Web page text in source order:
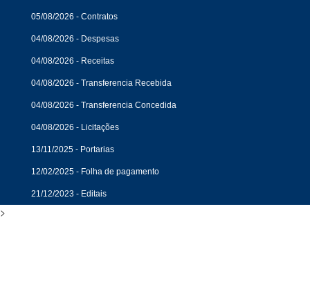
05/08/2026 - Contratos
04/08/2026 - Despesas
04/08/2026 - Receitas
04/08/2026 - Transferencia Recebida
04/08/2026 - Transferencia Concedida
04/08/2026 - Licitações
13/11/2025 - Portarias
12/02/2025 - Folha de pagamento
21/12/2023 - Editais
>